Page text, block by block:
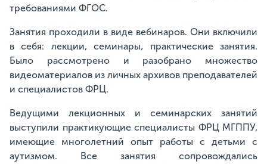
требованиями ФГОС.
Занятия проходили в виде вебинаров. Они включили
в себя: лекции, семинары, практические занятия.
Было рассмотрено и разобрано множество
видеоматериалов из личных архивов преподавателей
и специалистов ФРЦ.
Ведущими лекционных и семинарских занятий
выступили практикующие специалисты ФРЦ МГППУ,
имеющие многолетний опыт работы с детьми с
аутизмом. Все занятия сопровождались